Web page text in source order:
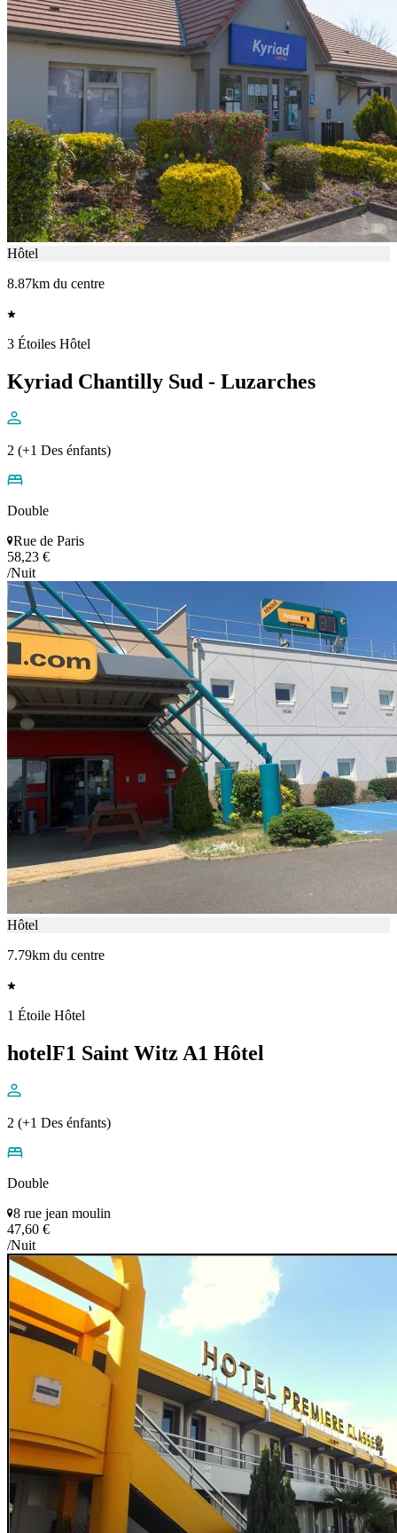
Hôtel
8.87km du centre
3 Étoiles Hôtel
Kyriad Chantilly Sud - Luzarches
2 (+1 Des énfants)
Double
Rue de Paris
58,23 €
/Nuit
Hôtel
7.79km du centre
1 Étoile Hôtel
hotelF1 Saint Witz A1 Hôtel
2 (+1 Des énfants)
Double
8 rue jean moulin
47,60 €
/Nuit